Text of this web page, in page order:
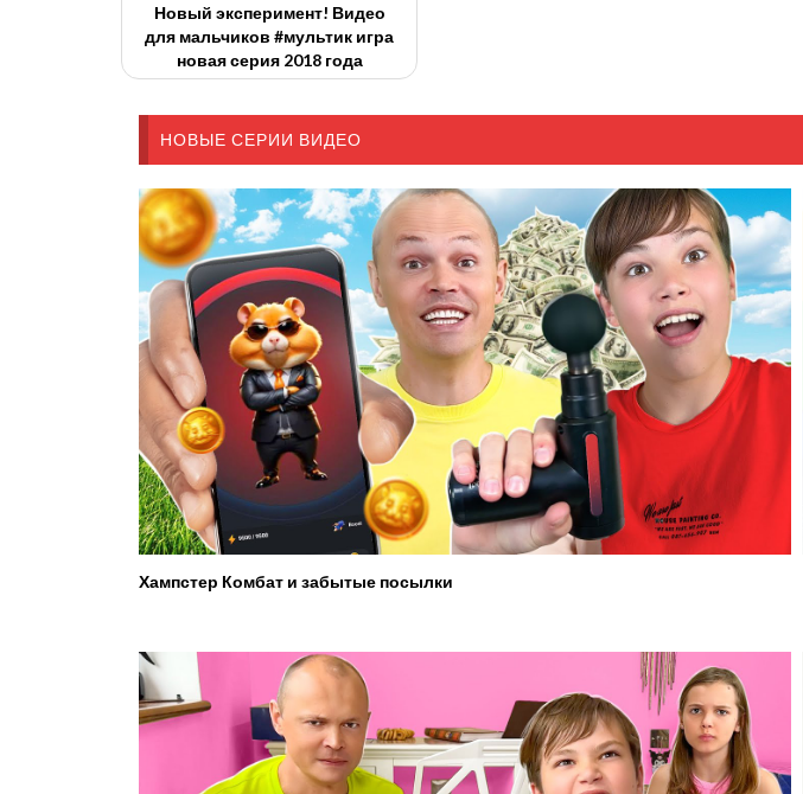
Новый эксперимент! Видео
для мальчиков #мультик игра
новая серия 2018 года
НОВЫЕ СЕРИИ ВИДЕО
Хампстер Комбат и забытые посылки